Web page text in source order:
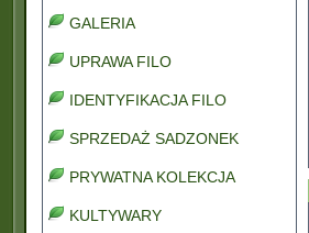
GALERIA
UPRAWA FILO
IDENTYFIKACJA FILO
SPRZEDAŻ SADZONEK
PRYWATNA KOLEKCJA
KULTYWARY